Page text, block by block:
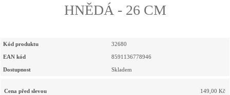
HNĚDÁ - 26 CM
Kód produktu 32680
EAN kód 8591136778946
Dostupnost Skladem
Cena před slevou 149,00 Kč